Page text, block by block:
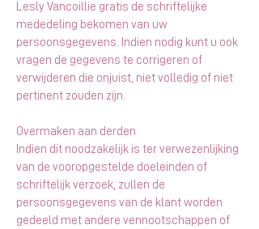
Lesly Vancoillie gratis de schriftelijke
mededeling bekomen van uw
persoonsgegevens. Indien nodig kunt u ook
vragen de gegevens te corrigeren of
verwijderen die onjuist, niet volledig of niet
pertinent zouden zijn.
Overmaken aan derden
Indien dit noodzakelijk is ter verwezenlijking
van de vooropgestelde doeleinden of
schriftelijk verzoek, zullen de
persoonsgegevens van de klant worden
gedeeld met andere vennootschappen of